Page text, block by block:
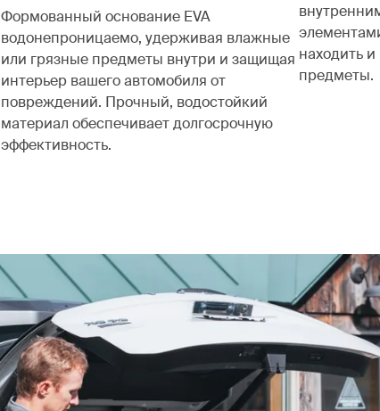
Формованный основание EVA
водонепроницаемо, удерживая влажные
или грязные предметы внутри и защищая
интерьер вашего автомобиля от
повреждений. Прочный, водостойкий
материал обеспечивает долгосрочную
эффективность.
находить
предметы.